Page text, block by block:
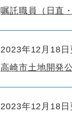
嘱託職員（日直
2023年12月18日
高崎市土地開発
2023年12月18日